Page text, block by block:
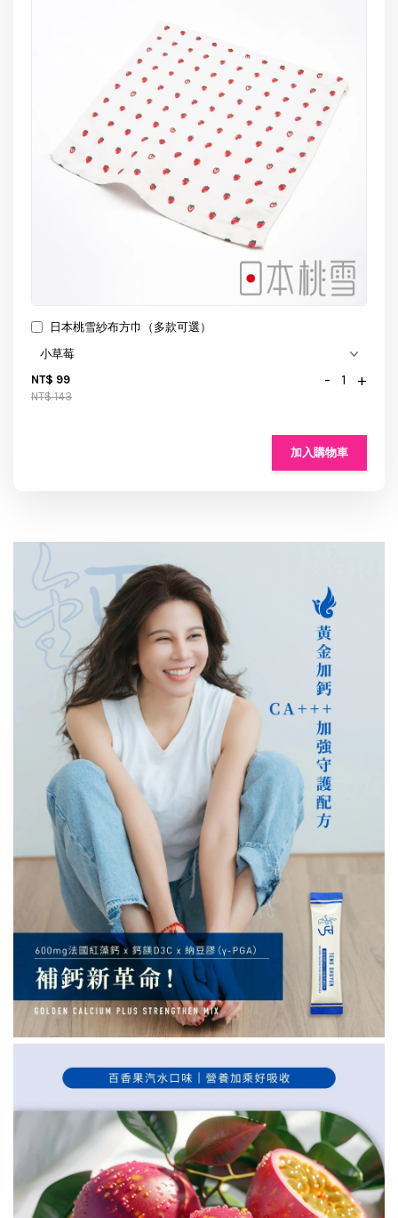
日本桃雪紗布方巾（多款可選）
NT$ 99
NT$ 143
- +
加入購物車